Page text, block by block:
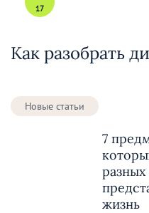
17
Как разобрать
Новые статьи
7
жизнь